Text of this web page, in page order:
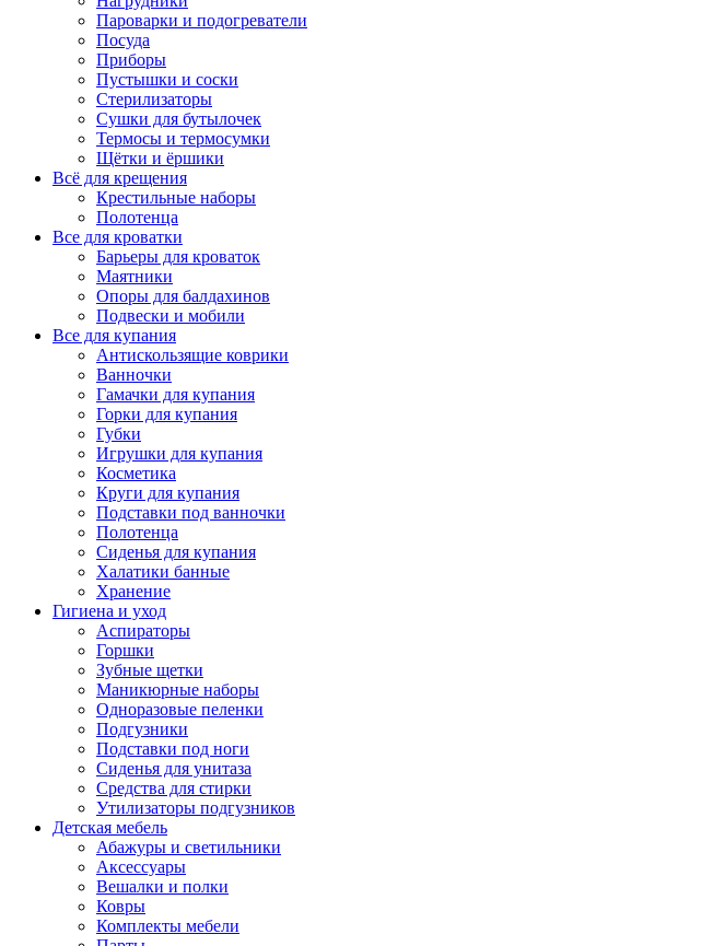
Пароварки и подогреватели
Посуда
Приборы
Пустышки и соски
Стерилизаторы
Сушки для бутылочек
Термосы и термосумки
Щётки и ёршики
Всё для крещения
Крестильные наборы
Полотенца
Все для кроватки
Барьеры для кроваток
Маятники
Опоры для балдахинов
Подвески и мобили
Все для купания
Антискользящие коврики
Ванночки
Гамачки для купания
Горки для купания
Губки
Игрушки для купания
Косметика
Круги для купания
Подставки под ванночки
Полотенца
Сиденья для купания
Халатики банные
Хранение
Гигиена и уход
Аспираторы
Горшки
Зубные щетки
Маникюрные наборы
Одноразовые пеленки
Подгузники
Подставки под ноги
Сиденья для унитаза
Средства для стирки
Утилизаторы подгузников
Детская мебель
Абажуры и светильники
Аксессуары
Вешалки и полки
Ковры
Комплекты мебели